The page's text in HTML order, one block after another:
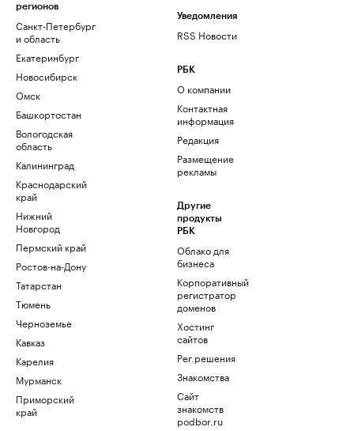
регионов
Санкт-Петербург
и область
Екатеринбург
Новосибирск
Омск
Башкортостан
Вологодская
область
Калининград
Краснодарский
край
Нижний
Новгород
Пермский край
Ростов-на-Дону
Татарстан
Тюмень
Черноземье
Кавказ
Карелия
Мурманск
Приморский
край
Уведомления
RSS Новости
РБК
О компании
Контактная
информация
Редакция
Размещение
рекламы
Другие
продукты
РБК
Облако для
бизнеса
Корпоративный
регистратор
доменов
Хостинг
сайтов
Рег.решения
Знакомства
Сайт
знакомств
podbor.ru